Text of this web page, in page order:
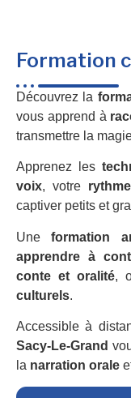
Formation
Découvrez la
vous apprend à
transmettre la
Apprenez les
voix, votre rythme
captiver petits et
Uneformation
apprendre à
conte et oralité,
culturels.
Accessible à
Sacy-Le-Grand
la narration orale